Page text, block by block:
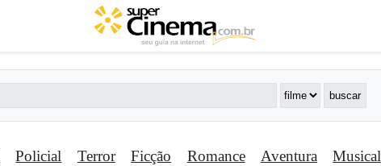
Policial Terror Ficção Romance Aventura Musical